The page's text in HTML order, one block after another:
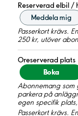
Reserverad elbil /
Meddela mig
Passerkort krävs.
250 kr, utöver
Oreserverad plats
Boka
Abonnemang som
parkera på
egen specifik
Passerkort krävs.